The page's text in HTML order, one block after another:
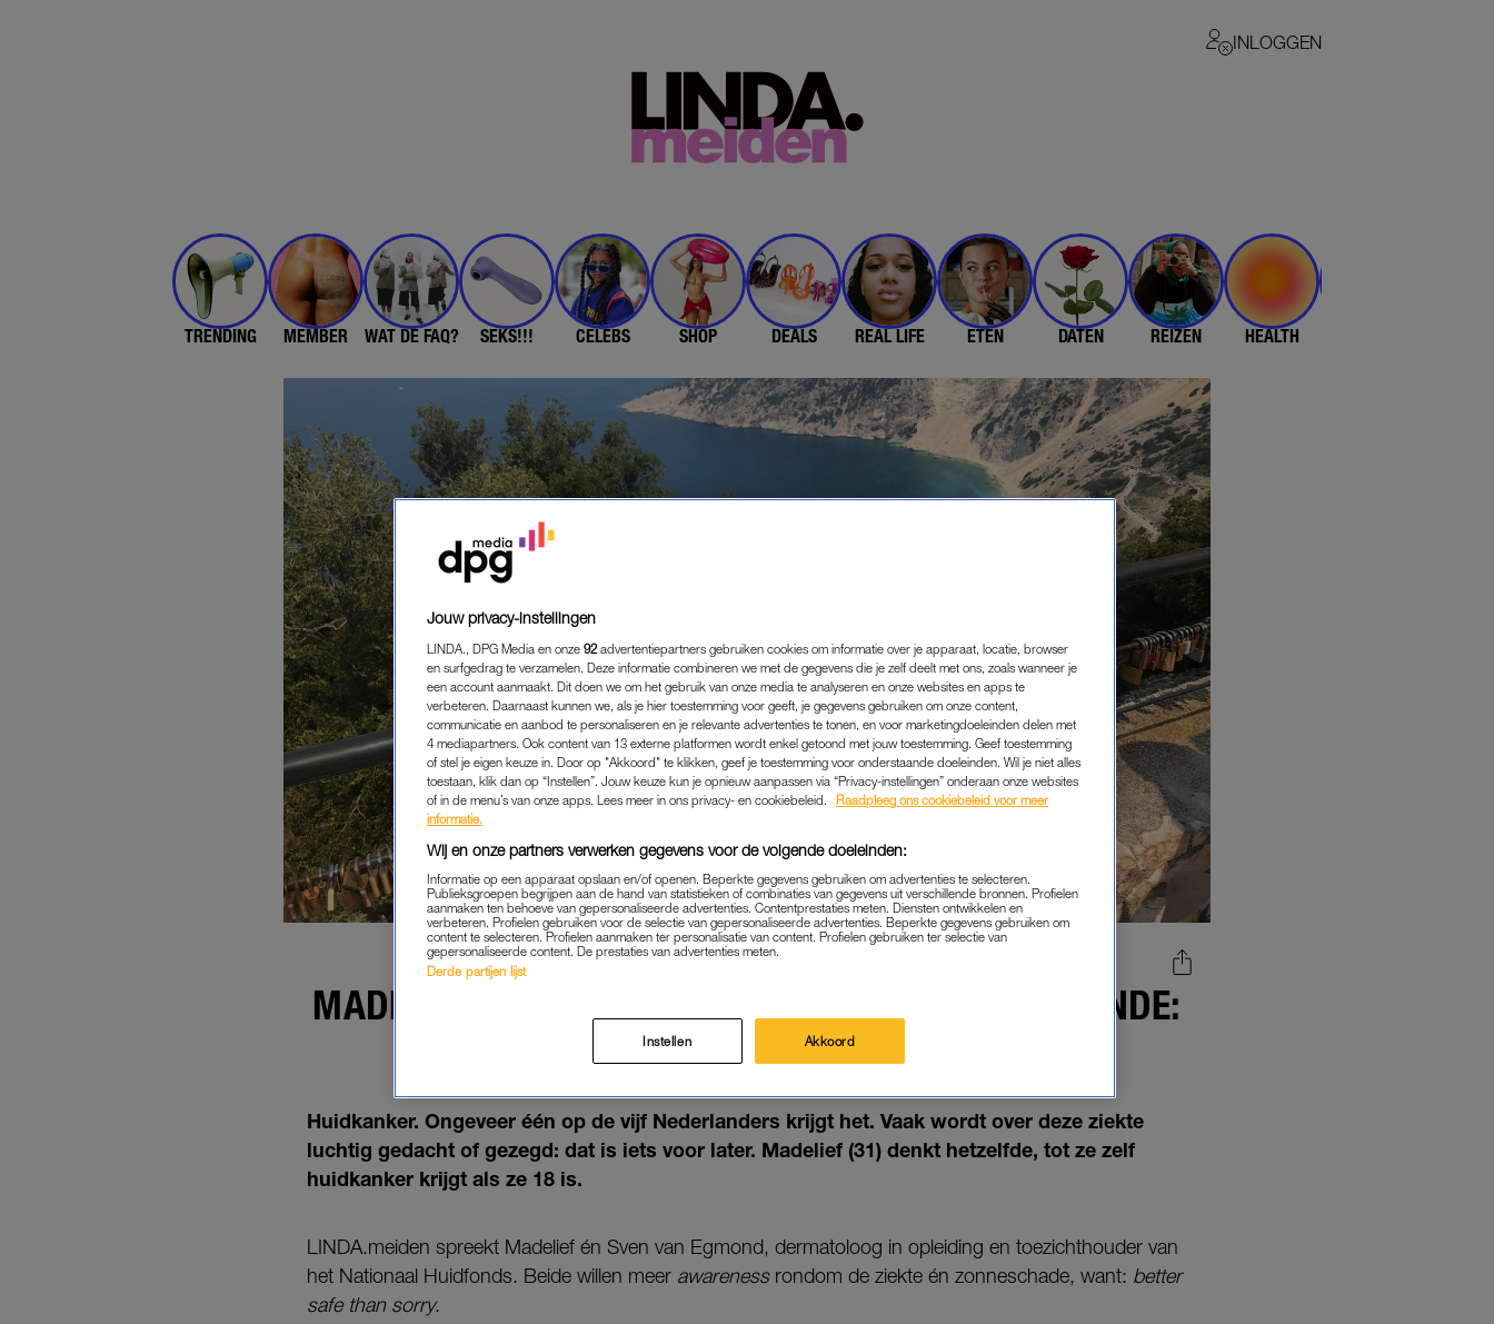
INLOGGEN
TRENDING MEMBER WAT DE FAQ? SEKS!!! CELEBS SHOP DEALS REAL LIFE ETEN DATEN REIZEN HEALTH
MADELIEF KREEG HUIDKANKER OP HAAR ACHTTIENDE:
'PROGNOSES WAREN SLECHT'
REAL LIFE |INTERVIEW
05-06-2025 | AMBER BROUWERS
Huidkanker. Ongeveer één op de vijf Nederlanders krijgt het. Vaak wordt over deze ziekte
luchtig gedacht of gezegd: dat is iets voor later. Madelief (31) denkt hetzelfde, tot ze zelf
huidkanker krijgt als ze 18 is.
LINDA.meiden spreekt Madelief én Sven van Egmond, dermatoloog in opleiding en toezichthouder van
het Nationaal Huidfonds. Beide willen meer awarenessrondom de ziekte én zonneschade, want: better
safe than sorry.
Jouw privacy-instellingen
LINDA., DPG Media en onze 92 advertentiepartners gebruiken cookies om informatie over je apparaat, locatie, browser
en surfgedrag te verzamelen. Deze informatie combineren we met de gegevens die je zelf deelt met ons, zoals wanneer je
een account aanmaakt. Dit doen we om het gebruik van onze media te analyseren en onze websites en apps te
verbeteren. Daarnaast kunnen we, als je hier toestemming voor geeft, je gegevens gebruiken om onze content,
communicatie en aanbod te personaliseren en je relevante advertenties te tonen, en voor marketingdoeleinden delen met
4 mediapartners. Ook content van 13 externe platformen wordt enkel getoond met jouw toestemming. Geef toestemming
of stel je eigen keuze in. Door op "Akkoord" te klikken, geef je toestemming voor onderstaande doeleinden. Wil je niet alles
toestaan, klik dan op “Instellen”. Jouw keuze kun je opnieuw aanpassen via “Privacy-instellingen” onderaan onze websites
of in de menu’s van onze apps. Lees meer in ons privacy- en cookiebeleid.
Raadpleeg ons cookiebeleid voor meer
informatie.
Wij en onze partners verwerken gegevens voor de volgende doeleinden:
Informatie op een apparaat opslaan en/of openen. Beperkte gegevens gebruiken om advertenties te selecteren.
Publieksgroepen begrijpen aan de hand van statistieken of combinaties van gegevens uit verschillende bronnen. Profielen
aanmaken ten behoeve van gepersonaliseerde advertenties. Contentprestaties meten. Diensten ontwikkelen en
verbeteren. Profielen gebruiken voor de selectie van gepersonaliseerde advertenties. Beperkte gegevens gebruiken om
content te selecteren. Profielen aanmaken ter personalisatie van content. Profielen gebruiken ter selectie van
gepersonaliseerde content. De prestaties van advertenties meten.
Derde partijen lijst
Instellen Akkoord